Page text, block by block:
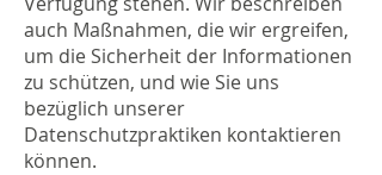
auch Maßnahmen, die wir ergreifen,
um die Sicherheit der Informationen
zu schützen, und wie Sie uns
bezüglich unserer
Datenschutzpraktiken kontaktieren
können.